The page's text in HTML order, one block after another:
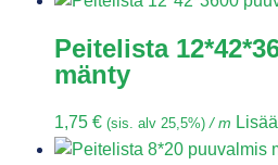
Peitelista
mänty
1,75 € (sis. alv 25,5%) / m